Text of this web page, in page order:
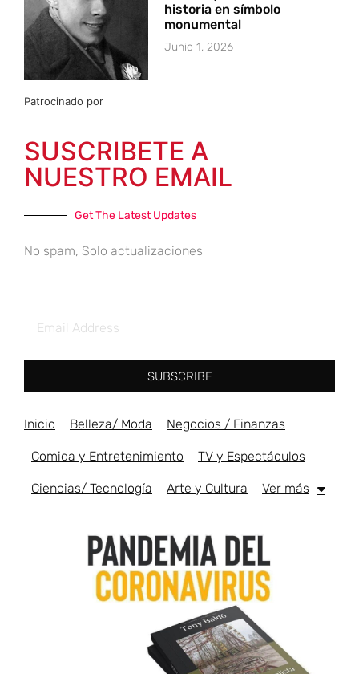
historia en símbolo
monumental
Junio 1, 2026
Patrocinado por
SUSCRIBETE A
NUESTRO EMAIL
Get The Latest Updates
No spam, Solo actualizaciones
SUBSCRIBE
Inicio Belleza/ Moda Negocios / Finanzas
Comida y Entretenimiento TV y Espectáculos
Ciencias/ Tecnología Arte y Cultura Ver más